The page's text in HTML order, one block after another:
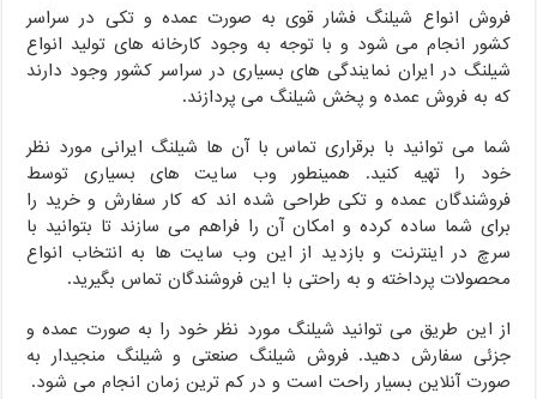
فروش انواع شیلنگ فشار قوی به صورت عمده و تکی در سراسر
کشور انجام می شود و با توجه به وجود کارخانه های تولید انواع
شیلنگ در ایران نمایندگی های بسیاری در سراسر کشور وجود دارند
که به فروش عمده و پخش شیلنگ می پردازند.
شما می توانید با برقراری تماس با آن ها شیلنگ ایرانی مورد نظر
خود را تهیه کنید. همینطور وب سایت های بسیاری توسط
فروشندگان عمده و تکی طراحی شده اند که کار سفارش و خرید را
برای شما ساده کرده و امکان آن را فراهم می سازند تا بتوانید با
سرچ در اینترنت و بازدید از این وب سایت ها به انتخاب انواع
محصولات پرداخته و به راحتی با این فروشندگان تماس بگیرید.
از این طریق می توانید شیلنگ مورد نظر خود را به صورت عمده و
جزئی سفارش دهید. فروش شیلنگ صنعتی و شیلنگ منجیدار به
صورت آنلاین بسیار راحت است و در کم ترین زمان انجام می شود.